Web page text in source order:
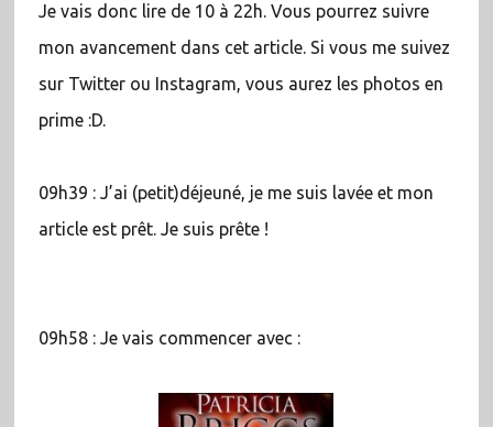
Je vais donc lire de 10 à 22h. Vous pourrez suivre
mon avancement dans cet article. Si vous me suivez
sur Twitter ou Instagram, vous aurez les photos en
prime :D.
09h39 : J’ai (petit)déjeuné, je me suis lavée et mon
article est prêt. Je suis prête !
09h58 : Je vais commencer avec :